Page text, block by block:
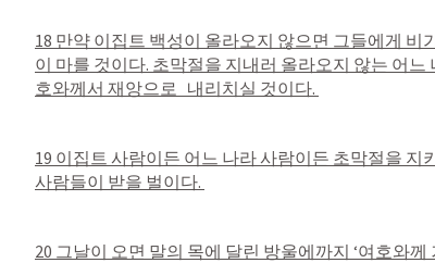
18 만약 이집트 백성이 올라오지 않으면 그들에게 비
이 마를 것이다. 초막절을 지내러 올라오지 않는 어느
호와께서 재앙으로   내리치실 것이다.
19 이집트 사람이든 어느 나라 사람이든 초막절을 지
사람들이 받을 벌이다.
20 그날이 오면 말의 목에 달린 방울에까지 ‘여호와께